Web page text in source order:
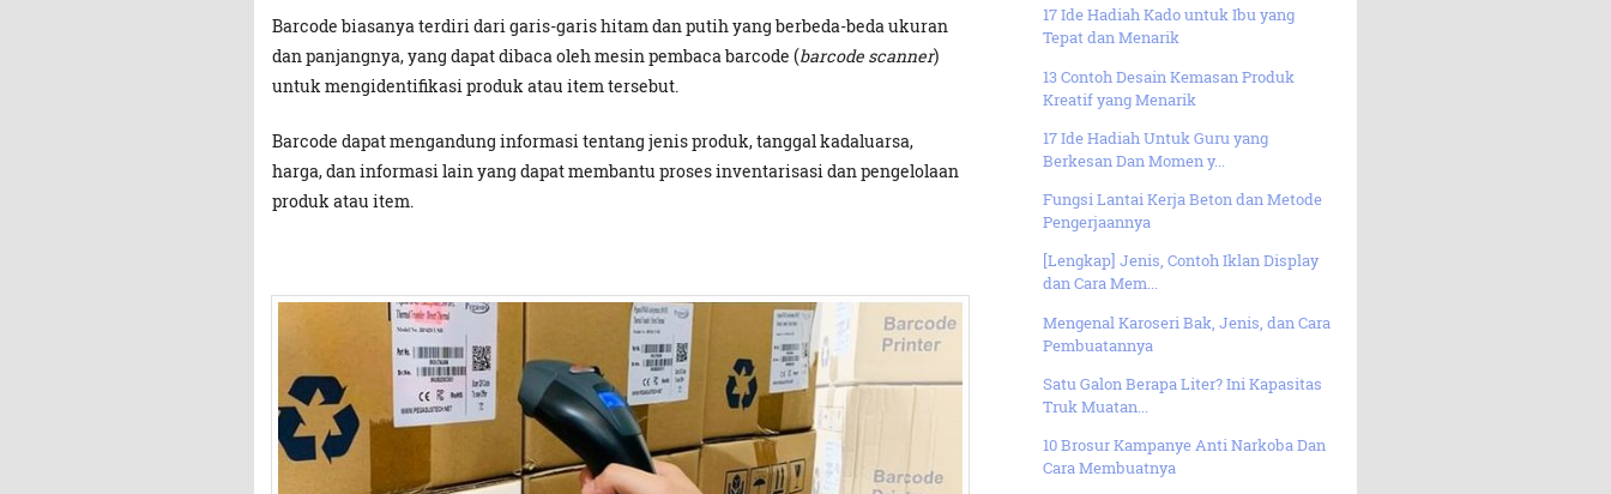
Barcode biasanya terdiri dari garis-garis hitam dan putih yang berbeda-beda ukuran
dan panjangnya, yang dapat dibaca oleh mesin pembaca barcode (barcode scanner)
untuk mengidentifikasi produk atau item tersebut.
Barcode dapat mengandung informasi tentang jenis produk, tanggal kadaluarsa,
harga, dan informasi lain yang dapat membantu proses inventarisasi dan pengelolaan
produk atau item.
17 Ide Hadiah Kado untuk Ibu yang
Tepat dan Menarik
13 Contoh Desain Kemasan Produk
Kreatif yang Menarik
17 Ide Hadiah Untuk Guru yang
Berkesan Dan Momen y...
Fungsi Lantai Kerja Beton dan Metode
Pengerjaannya
[Lengkap] Jenis, Contoh Iklan Display
dan Cara Mem...
Mengenal Karoseri Bak, Jenis, dan Cara
Pembuatannya
Satu Galon Berapa Liter? Ini Kapasitas
Truk Muatan...
10 Brosur Kampanye Anti Narkoba Dan
Cara Membuatnya